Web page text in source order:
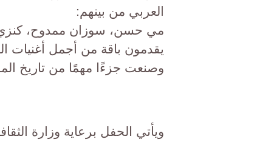
العربي من بينهم:
مي حسن، سوزان ممدوح،
يقدمون باقة من أجمل أغنيات
وصنعت جزءًا مهمًا من تاريخ
ويأتي الحفل برعاية وزارة